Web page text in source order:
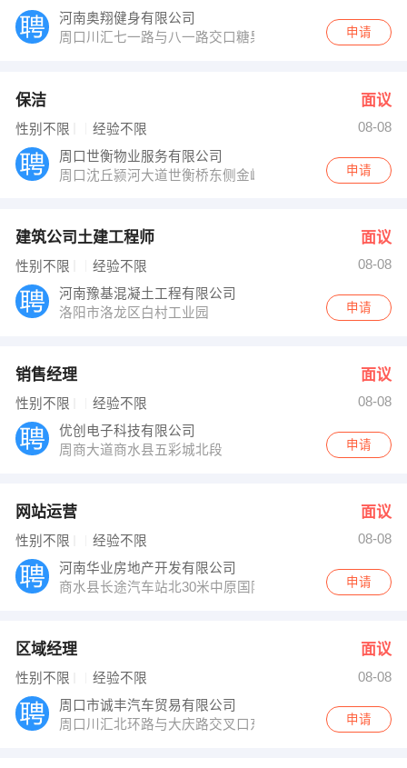
河南奥翔健身有限公司
周口川汇七一路与八一路交口糖果KTV电梯10楼申请
保洁 面议
性别不限 经验不限
08-08
周口世衡物业服务有限公司
周口沈丘颍河大道世衡桥东侧金岭世衡广场
申请
建筑公司土建工程师 面议
性别不限 经验不限
08-08
河南豫基混凝土工程有限公司
洛阳市洛龙区白村工业园
申请
销售经理 面议
性别不限 经验不限
08-08
优创电子科技有限公司
周商大道商水县五彩城北段
申请
网站运营 面议
性别不限 经验不限
08-08
河南华业房地产开发有限公司
商水县长途汽车站北30米中原国际售楼部
申请
区域经理 面议
性别不限 经验不限
08-08
周口市诚丰汽车贸易有限公司
周口川汇北环路与大庆路交叉口东100米庞大汽车城院内
申请